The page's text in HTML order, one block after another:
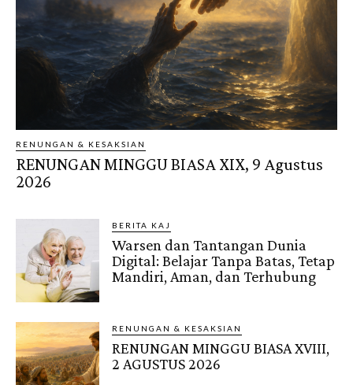
RENUNGAN & KESAKSIAN
RENUNGAN MINGGU BIASA XIX, 9 Agustus
2026
BERITA KAJ
Warsen dan Tantangan Dunia
Digital: Belajar Tanpa Batas, Tetap
Mandiri, Aman, dan Terhubung
RENUNGAN & KESAKSIAN
RENUNGAN MINGGU BIASA XVIII,
2 AGUSTUS 2026